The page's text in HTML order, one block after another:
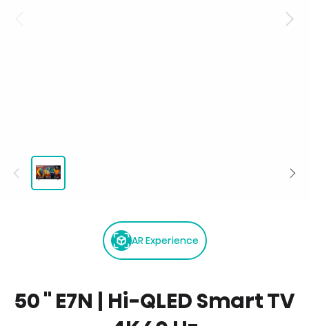
AR Experience
50 '' E7N | Hi-QLED Smart TV